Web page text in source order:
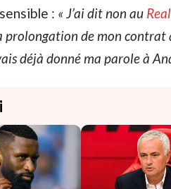
: « J’ai dit non au
prolongation de mon contrat
déjà donné ma parole à